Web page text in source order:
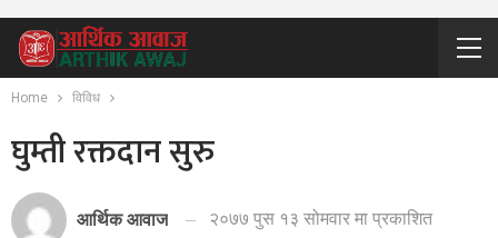
Home विविध
घुम्ती रक्तदान सुरु
आर्थिक आवाज २०७७ पुस १३ सोमवार मा प्रकाशित